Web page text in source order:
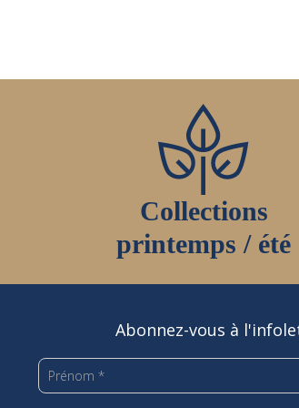
Collections
printemps / été
Abonnez-vous à